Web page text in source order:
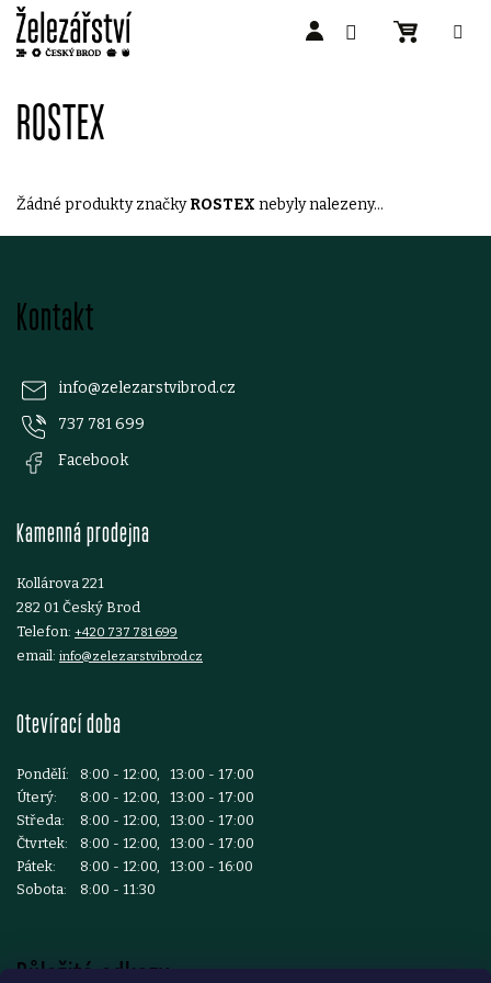
obsah
ROSTEX
Žádné produkty značkyROSTEX nebyly nalezeny...
Kontakt
info@zelezarstvibrod.cz
737 781 699
Facebook
Kamenná prodejna
Kollárova 221
282 01 Český Brod
Telefon: +420 737 781 699
email: info@zelezarstvibrod.cz
Otevírací doba
Pondělí:
8:00 - 12:00, 13:00 - 17:00
Úterý:
8:00 - 12:00, 13:00 - 17:00
Středa:
8:00 - 12:00, 13:00 - 17:00
Čtvrtek:
8:00 - 12:00, 13:00 - 17:00
Pátek:
8:00 - 12:00, 13:00 - 16:00
Sobota:
8:00 - 11:30